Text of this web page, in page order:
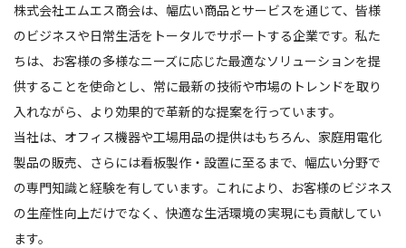
ッ
プ
株式会社エムエス商会は、幅広い商品とサービスを通じて、皆様
のビジネスや日常生活をトータルでサポートする企業です。私た
ちは、お客様の多様なニーズに応じた最適なソリューションを提
供することを使命とし、常に最新の技術や市場のトレンドを取り
入れながら、より効果的で革新的な提案を行っています。
当社は、オフィス機器や工場用品の提供はもちろん、家庭用電化
製品の販売、さらには看板製作・設置に至るまで、幅広い分野で
の専門知識と経験を有しています。これにより、お客様のビジネス
の生産性向上だけでなく、快適な生活環境の実現にも貢献してい
ます。